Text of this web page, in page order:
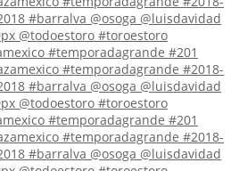
#temporadagrande #201
#temporadagrande #201